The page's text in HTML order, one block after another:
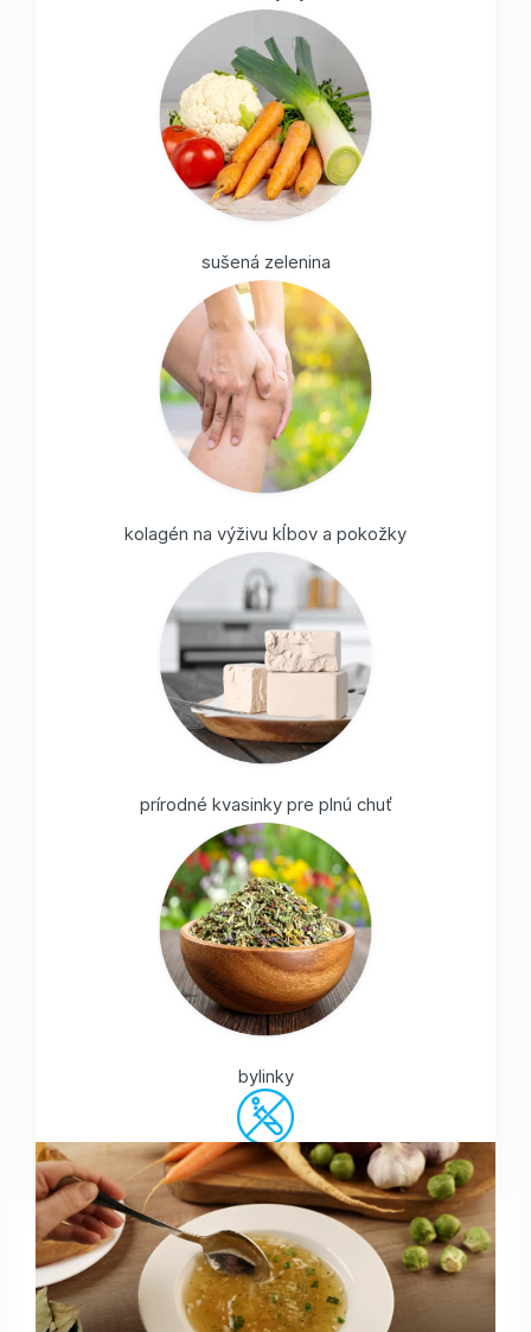
sušená zelenina
kolagén na výživu kĺbov a pokožky
prírodné kvasinky pre plnú chuť
bylinky
Bez glutamátov a farbív.